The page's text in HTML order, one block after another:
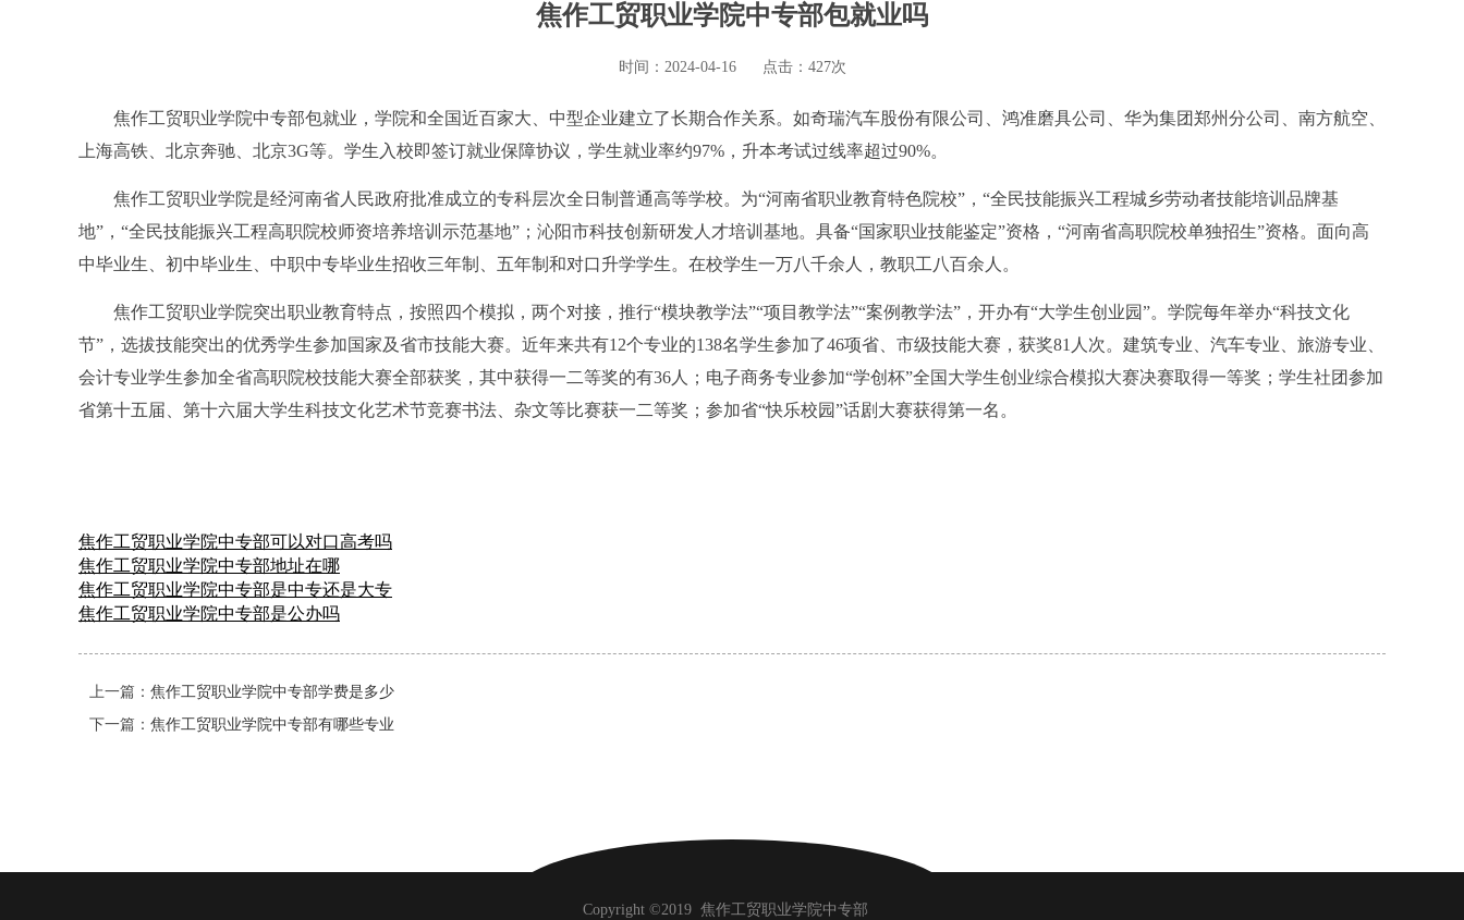
焦作工贸职业学院中专部包就业吗
时间：2024-04-16 点击：427次
焦作工贸职业学院中专部包就业，学院和全国近百家大、中型企业建立了长期合作关系。如奇瑞汽车股份有限公司、鸿准磨具公司、华为集团郑州分公司、南方航空、
上海高铁、北京奔驰、北京3G等。学生入校即签订就业保障协议，学生就业率约97%，升本考试过线率超过90%。
焦作工贸职业学院是经河南省人民政府批准成立的专科层次全日制普通高等学校。为“河南省职业教育特色院校”，“全民技能振兴工程城乡劳动者技能培训品牌基
地”，“全民技能振兴工程高职院校师资培养培训示范基地”；沁阳市科技创新研发人才培训基地。具备“国家职业技能鉴定”资格，“河南省高职院校单独招生”资格。面向高
中毕业生、初中毕业生、中职中专毕业生招收三年制、五年制和对口升学学生。在校学生一万八千余人，教职工八百余人。
焦作工贸职业学院突出职业教育特点，按照四个模拟，两个对接，推行“模块教学法”“项目教学法”“案例教学法”，开办有“大学生创业园”。学院每年举办“科技文化
节”，选拔技能突出的优秀学生参加国家及省市技能大赛。近年来共有12个专业的138名学生参加了46项省、市级技能大赛，获奖81人次。建筑专业、汽车专业、旅游专业、
会计专业学生参加全省高职院校技能大赛全部获奖，其中获得一二等奖的有36人；电子商务专业参加“学创杯”全国大学生创业综合模拟大赛决赛取得一等奖；学生社团参加
省第十五届、第十六届大学生科技文化艺术节竞赛书法、杂文等比赛获一二等奖；参加省“快乐校园”话剧大赛获得第一名。
焦作工贸职业学院中专部可以对口高考吗
焦作工贸职业学院中专部地址在哪
焦作工贸职业学院中专部是中专还是大专
焦作工贸职业学院中专部是公办吗
上一篇： 焦作工贸职业学院中专部学费是多少
下一篇： 焦作工贸职业学院中专部有哪些专业
Copyright ©2019 焦作工贸职业学院中专部